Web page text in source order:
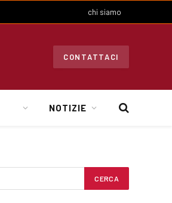
chi siamo
CONTATTACI
NOTIZIE